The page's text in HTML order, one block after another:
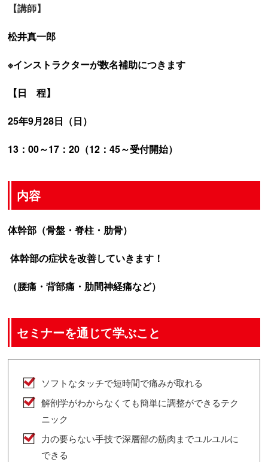
【講師】
松井真一郎
※インストラクターが数名補助につきます
【日 程】
25年9月28日（日）
13：00～17：20（12：45～受付開始）
内容
体幹部（骨盤・脊柱・肋骨）
体幹部の症状を改善していきます！
（腰痛・背部痛・肋間神経痛など）
セミナーを通じて学ぶこと
ソフトなタッチで短時間で痛みが取れる
解剖学がわからなくても簡単に調整ができるテク
ニック
力の要らない手技で深層部の筋肉までユルユルに
できる